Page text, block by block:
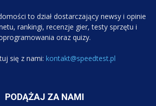
to dział dostarczający newsy i opinie
rankingi, recenzje gier, testy sprzętu i
oraz quizy.
się z nami: kontakt@speedtest.pl
PODĄŻAJ ZA NAMI